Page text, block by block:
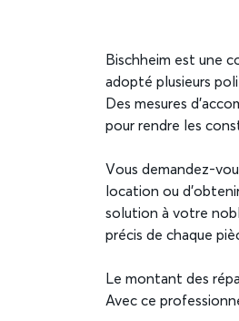
Bischheim est une
adopté plusieurs
Des mesures
pour rendre les
Vous demandez-
location ou
solution à votre
précis de chaque
Le montant des
Avec ce